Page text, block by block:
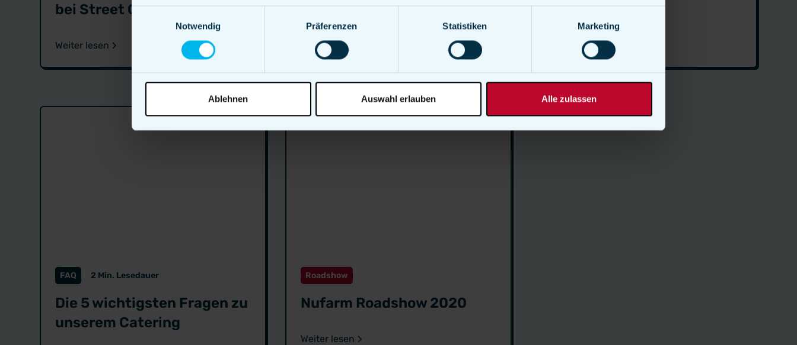
Einwilligungsauswahl
Notwendig
Präferenzen Statistiken Marketing
Ablehnen Auswahl erlauben Alle zulassen
bei Street Quizine
Weiter lesen
für eine Hochzeit buchen?
Weiter lesen
Weiter lesen
FAQ 2 Min. Lesedauer
Die 5 wichtigsten Fragen zu
unserem Catering
Roadshow
Nufarm Roadshow 2020
Weiter lesen